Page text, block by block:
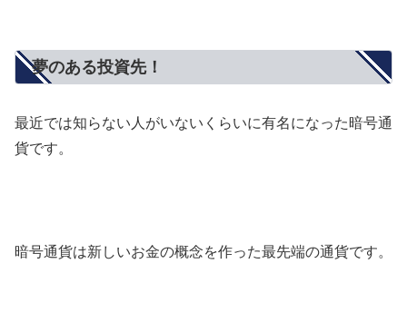
夢のある投資先！
最近では知らない人がいないくらいに有名になった暗号通
貨です。
暗号通貨は新しいお金の概念を作った最先端の通貨です。